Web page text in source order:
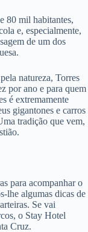
80 mil habitantes,
e, especialmente,
de um dos
natureza, Torres
por ano e para quem
é extremamente
gigantones e carros
tradição que vem,
para acompanhar o
lhe algumas dicas de
Se vai
o Stay Hotel
Cruz.